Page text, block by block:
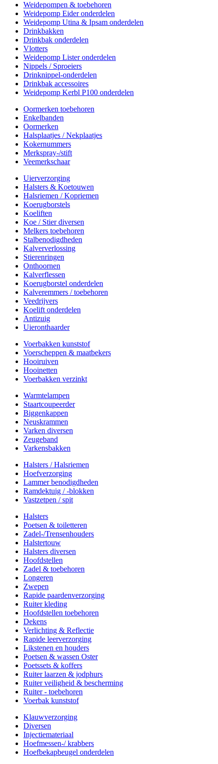
Weidepompen & toebehoren
Weidepomp Eider onderdelen
Weidepomp Utina & Ipsam onderdelen
Drinkbakken
Drinkbak onderdelen
Vlotters
Weidepomp Lister onderdelen
Nippels / Sproeiers
Drinknippel-onderdelen
Drinkbak accessoires
Weidepomp Kerbl P100 onderdelen
Oormerken toebehoren
Enkelbanden
Oormerken
Halsplaatjes / Nekplaatjes
Kokernummers
Merkspray-/stift
Veemerkschaar
Uierverzorging
Halsters & Koetouwen
Halsriemen / Kopriemen
Koerugborstels
Koeliften
Koe / Stier diversen
Melkers toebehoren
Stalbenodigdheden
Kalververlossing
Stierenringen
Onthoornen
Kalverflessen
Koerugborstel onderdelen
Kalveremmers / toebehoren
Veedrijvers
Koelift onderdelen
Antizuig
Uieronthaarder
Voerbakken kunststof
Voerscheppen & maatbekers
Hooiruiven
Hooinetten
Voerbakken verzinkt
Warmtelampen
Staartcoupeerder
Biggenkappen
Neuskrammen
Varken diversen
Zeugeband
Varkensbakken
Halsters / Halsriemen
Hoefverzorging
Lammer benodigdheden
Ramdektuig / -blokken
Vastzetpen / spit
Halsters
Poetsen & toiletteren
Zadel-/Trensenhouders
Halstertouw
Halsters diversen
Hoofdstellen
Zadel & toebehoren
Longeren
Zwepen
Rapide paardenverzorging
Ruiter kleding
Hoofdstellen toebehoren
Dekens
Verlichting & Reflectie
Rapide leerverzorging
Likstenen en houders
Poetsen & wassen Oster
Poetssets & koffers
Ruiter laarzen & jodphurs
Ruiter veiligheid & bescherming
Ruiter - toebehoren
Voerbak kunststof
Klauwverzorging
Diversen
Injectiemateriaal
Hoefmessen-/ krabbers
Hoefbekapbeugel onderdelen